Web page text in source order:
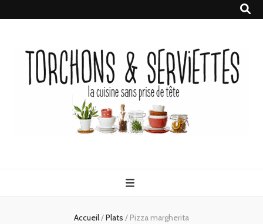
Serviettes
Accueil/Plats / Pizza margherita